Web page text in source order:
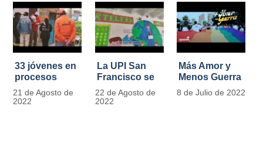
33 jóvenes en
procesos
legales por
tensiones con
21 de Agosto de
2022
La UPI San
Francisco se
llena de color
y vida con la
22 de Agosto de
2022
Más Amor y
Menos Guerra
8 de Julio de 2022